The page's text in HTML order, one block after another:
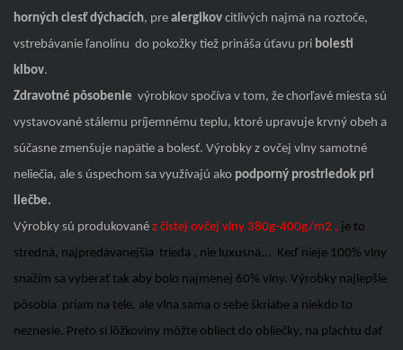
horných ciesť dýchacích, prealergikovcitlivých najmä na roztoče,
vstrebávanie ľanolínu do pokožky tiež prináša úťavu pri bolesti
klbov.
Zdravotné pôsobenie výrobkov spočíva v tom, že chorľavé miesta sú
vystavované stálemu príjemnému teplu, ktoré upravuje krvný obeh a
súčasne zmenšuje napätie a bolesť. Výrobky z ovčej vlny samotné
neliečia, ale s úspechom sa využívajú ako podporný prostriedok pri
liečbe.
Výrobky sú produkované z čistej ovčej vlny 380g-400g/m2 , je to
stredná, najpredávanejšia trieda , nie luxusná... Keď nieje 100% vlny
snažím sa vyberať tak aby bolo najmenej 60% vlny. Výrobky najlepšie
pôsobia priam na tele, ale vlna sama o sebe škriabe a niekdo to
neznesie. Preto si lôžkoviny môžte obliect do obliečky, na plachtu dať